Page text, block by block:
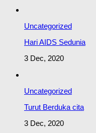
Uncategorized
Hari AIDS Sedunia
3 Dec, 2020
Uncategorized
Turut Berduka cita
3 Dec, 2020